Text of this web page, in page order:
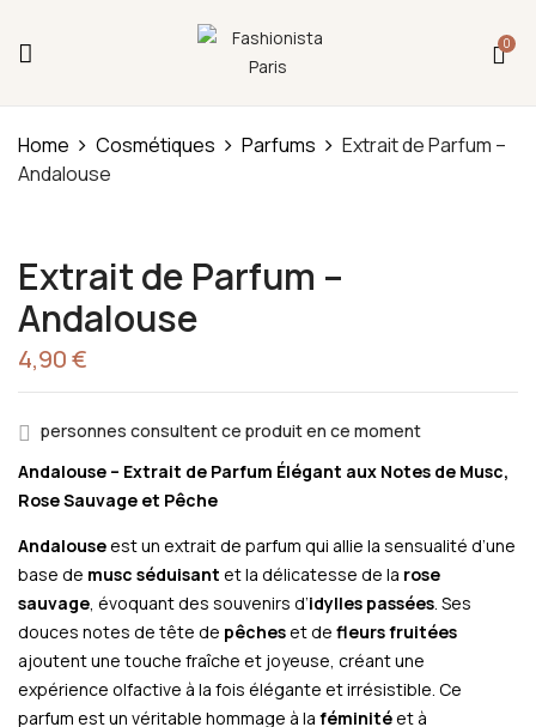
0
Home Cosmétiques Parfums
Extrait de Parfum –
Andalouse
Extrait de Parfum –
Andalouse
4,90€
personnes consultent ce produit en ce moment
Andalouse – Extrait de Parfum Élégant aux Notes de Musc,
Rose Sauvage et Pêche
Andalouseest un extrait de parfum qui allie la sensualité d’une
base de musc séduisant et la délicatesse de la rose
sauvage, évoquant des souvenirs d’idylles passées. Ses
douces notes de tête de pêcheset de fleurs fruitées
ajoutent une touche fraîche et joyeuse, créant une
expérience olfactive à la fois élégante et irrésistible. Ce
parfum est un véritable hommage à la féminitéet à
Parfum – Andalouse”
Fermeture annuelle du 17 juillet 16h au 12 août.
L'ajout au panier est indisponible et aucune
commande ni remise en main propre ne sera